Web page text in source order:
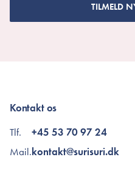
TILMELD
Kontakt os
Tlf.
Mail.
+45 53 70 97 24
kontakt@surisuri.dk